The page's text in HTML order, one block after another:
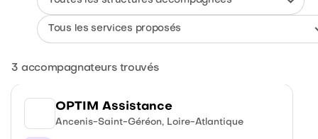
3 accompagnateurs trouvés
OPTIM Assistance
Ancenis-Saint-Géréon, Loire-Atlantique